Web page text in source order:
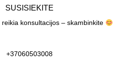
SUSISIEKITE
konsultacijos – skambinkite
+37060503008